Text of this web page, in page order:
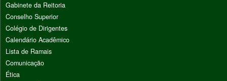
Gabinete da Reitoria
Conselho Superior
Colégio de Dirigentes
Calendário Acadêmico
Lista de Ramais
Comunicação
Ética